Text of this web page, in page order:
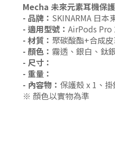
Mecha 未來元素耳機保
- 品牌： SKINARMA 日本
- 適用型號： AirPods Pro
- 材質： 聚碳酸酯+合成
- 顏色： 霧透、銀白、鈦
- 尺寸：
- 重量：
- 內容物： 保護殼x 1、掛
※ 顏色以實物為準